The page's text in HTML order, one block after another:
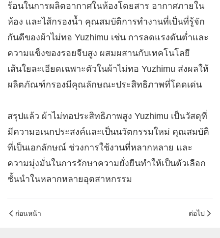
ร้อนในการผลิตอากาศในห้องโดยสาร อากาศภายใน
ห้อง และไส้กรองน้ำ คุณสมบัติการทำงานที่เป็นที่รู้จัก
กันดีของผ้าไม่ทอ Yuzhimu เช่น การลดแรงดันต่ำและ
ความแข็งของรอยจีบสูง ผสมผสานกับเทคโนโลยี
เส้นใยละเอียดเฉพาะตัวในผ้าไม่ทอ Yuzhimu ส่งผลให้
ผลิตภัณฑ์กรองมีคุณลักษณะประสิทธิภาพที่โดดเด่น
สรุปแล้ว ผ้าไม่ทอประสิทธิภาพสูง Yuzhimu เป็นวัสดุที่
มีความอเนกประสงค์และเป็นนวัตกรรมใหม่ คุณสมบัติ
ที่เป็นเอกลักษณ์ ช่วงการใช้งานที่หลากหลาย และ
ความมุ่งมั่นในการรักษาความยั่งยืนทำให้เป็นตัวเลือก
ชั้นนำในหลากหลายอุตสาหกรรม
ก่อนหน้า ต่อไป